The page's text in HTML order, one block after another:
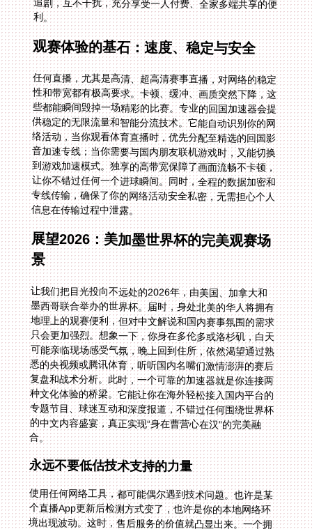
利。
观赛体验的基石：速度、稳定与安全
任何直播，尤其是高清、超高清赛事直播，对网络的稳定
性和带宽都有极高要求。卡顿、缓冲、画质突然下降，这
些都能瞬间毁掉一场精彩的比赛。专业的回国加速器会提
供稳定的无限流量和智能分流技术。它能自动识别你的网
络活动，当你观看体育直播时，优先分配至精选的回国影
音加速专线；当你需要与国内朋友联机游戏时，又能切换
到游戏加速模式。独享的高带宽保障了画面流畅不卡顿，
让你不错过任何一个进球瞬间。同时，全程的数据加密和
专线传输，确保了你的网络活动安全私密，无需担心个人
信息在传输过程中泄露。
展望2026：美加墨世界杯的完美观赛场
景
让我们把目光投向不远处的2026年，由美国、加拿大和
墨西哥联合举办的世界杯。届时，身处北美的华人将拥有
地理上的观赛便利，但对中文解说和国内赛事氛围的需求
只会更加强烈。想象一下，你身在多伦多或洛杉矶，白天
可能亲临现场感受气氛，晚上回到住所，依然渴望通过熟
悉的央视频或腾讯体育，听听国内名嘴们激情澎湃的赛后
复盘和战术分析。此时，一个可靠的加速器就是你连接两
种文化体验的桥梁。它能让你在海外轻松接入国内平台的
专题节目、球迷互动和深度报道，不错过任何围绕世界杯
的中文内容盛宴，真正实现“身在曹营心在汉”的完美融
合。
永远不要低估技术支持的力量
使用任何网络工具，都可能偶尔遇到技术问题。也许是某
个直播App更新后检测方式变了，也许是你的本地网络环
境出现波动。这时，售后服务的价值就凸显出来。一个拥
有专业技术人员团队、能提供实时响应的保障，意味着你
的问题能被快速定位和解决。无论是通过在线客服、邮件
还是知识库，你都能找到帮助，而不是对着无法播放的屏
幕独自懊恼。这种保障，让你在每一个重要的比赛日都能